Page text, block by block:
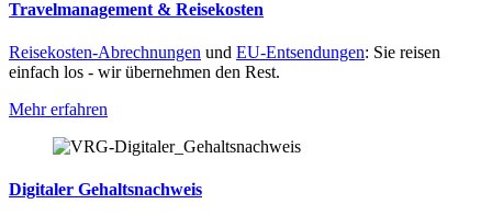
Travelmanagement & Reisekosten
Reisekosten-Abrechnungen und EU-Entsendungen: Sie reisen
einfach los - wir übernehmen den Rest.
Mehr erfahren
Digitaler Gehaltsnachweis